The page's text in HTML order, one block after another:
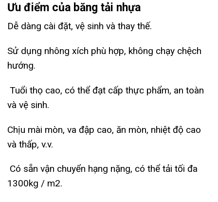
Ưu điểm của băng tải nhựa
Dễ dàng cài đặt, vệ sinh và thay thế.
Sử dụng nhông xích phù hợp, không chạy chệch
hướng.
Tuổi thọ cao, có thể đạt cấp thực phẩm, an toàn
và vệ sinh.
Chịu mài mòn, va đập cao, ăn mòn, nhiệt độ cao
và thấp, v.v.
Có sẵn vận chuyển hạng nặng, có thể tải tối đa
1300kg / m2.